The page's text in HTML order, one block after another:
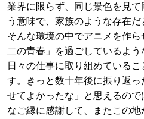
業界に限らず、同じ景色を見
う意味で、家族のような存在だ
そんな環境の中でアニメを作
二の青春」を過ごしているよ
日々の仕事に取り組めている
す。きっと数十年後に振り返
せてよかったな」と思えるの
なご縁に感謝して、またこの